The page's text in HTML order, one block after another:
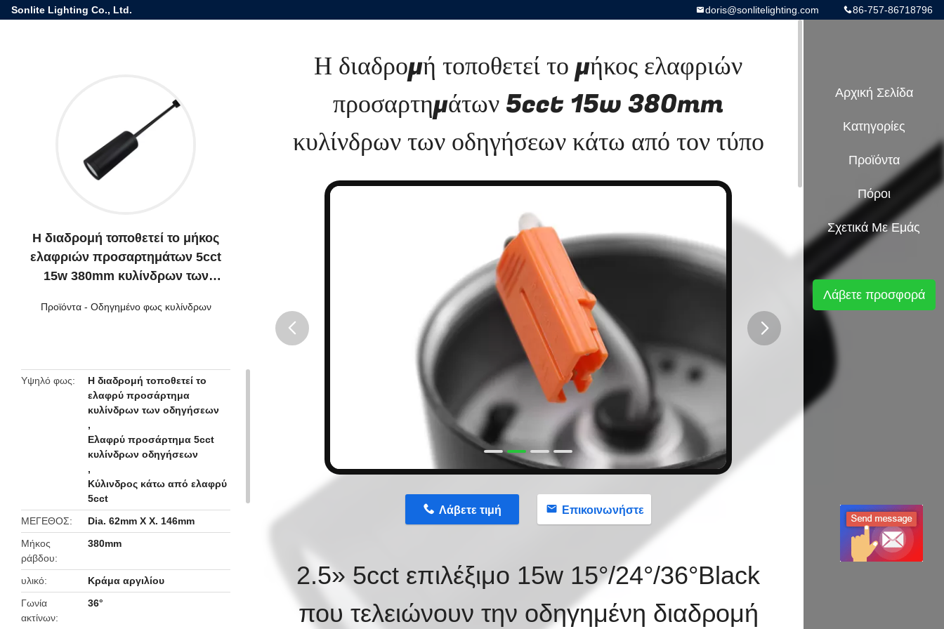
Sonlite Lighting Co., Ltd. 86-757-86718796
doris@sonlitelighting.com
Η διαδρομή τοποθετεί το μήκος
ελαφριών προσαρτημάτων 5cct
15w 380mm κυλίνδρων των
Προϊόντα- Οδηγημένο φως κυλίνδρων
Υψηλό φως
Η διαδρομή τοποθετεί το
ελαφρύ προσάρτημα
κυλίνδρων των οδηγήσεων
,
Ελαφρύ προσάρτημα 5cct
κυλίνδρων οδηγήσεων
,
Κύλινδρος κάτω από ελαφρύ
5cct
ΜΕΓΕΘΟΣ
Dia. 62mm Χ Χ. 146mm
Μήκος
ράβδου
380mm
υλικό
Κράμα αργιλίου
Γωνία
ακτίνων
36°
Η διαδρομή τοποθετεί το μήκος ελαφριών
προσαρτημάτων 5cct 15w 380mm
κυλίνδρων των οδηγήσεων κάτω από τον τύπο
Λάβετε τιμή Επικοινωνήστε
2.5» 5cct επιλέξιμο 15w 15°/24°/36°Black
που τελειώνουν την οδηγημένη διαδρομή
Αρχική Σελίδα
Κατηγορίες
Προϊόντα
Πόροι
Σχετικά Με Εμάς
Λάβετε προσφορά